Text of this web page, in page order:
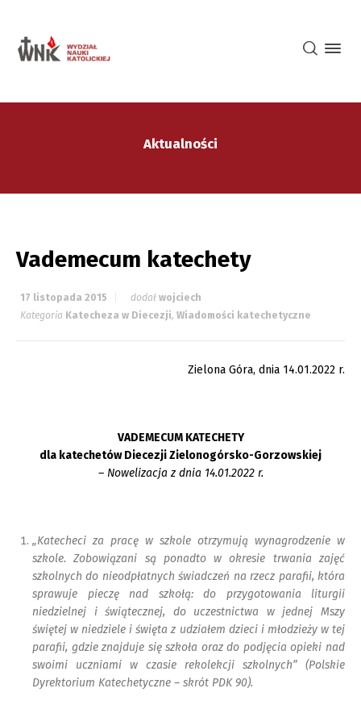
Aktualności
Vademecum katechety
17 listopada 2015 dodał wojciech
Kategoria Katecheza w Diecezji, Wiadomości katechetyczne
Zielona Góra, dnia 14.01.2022 r.
VADEMECUM KATECHETY
dla katechetów Diecezji Zielonogórsko-Gorzowskiej
– Nowelizacja z dnia 14.01.2022 r.
„Katecheci za pracę w szkole otrzymują wynagrodzenie w
szkole. Zobowiązani są ponadto w okresie trwania zajęć
szkolnych do nieodpłatnych świadczeń na rzecz parafii, która
sprawuje pieczę nad szkołą: do przygotowania liturgii
niedzielnej i świątecznej, do uczestnictwa w jednej Mszy
świętej w niedziele i święta z udziałem dzieci i młodzieży w tej
parafii, gdzie znajduje się szkoła oraz do podjęcia opieki nad
swoimi uczniami w czasie rekolekcji szkolnych” (Polskie
Dyrektorium Katechetyczne – skrót PDK 90).